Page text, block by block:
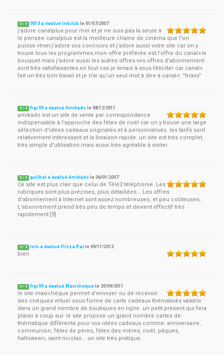
5 / 5 0013 a évalué Inkclub le01/07/2007
j'adore canalplus pour moi et je ne suis pas la seule à
le pensée canalplus est la meilleure chaine de cinéma que l'on
puisse rêver.j'adore vos concours et j'adore aussi votre site car on y
trouve tous les programmes.mon offre préférée est l'offre du canal+le
bouquet mais j'adore aussi les autres offres.vos offres d'abonnement
sont très satisfaisantes.en tout cas je tenais à vous féliciter car canal+
fait un très bon travail et je n'ai qu'un seul mot à dire à canal+: "bravo"
5 / 5 frgr59 a évalué Amikado le08/12/2011
amikado est un site de vente par correspondance
indispensable à l'approche des fêtes de noël car on y trouve une large
sélection d'idées cadeaux originales et à personnalisés. les tarifs sont
relativement intéressant et la livraison rapide. un site est très complet,
très simple d'utilisation mais aussi très agréable à visiter.
5 / 5 guilbal a évalué Amikado le06/01/2007
Ce site est plus clair que celui de Télé2 téléphonie. Les
rubriques sont plus précises, plus détaillées... Les offres
d'abonnement à Internet sont assez nombreuses, et peu coûteuses.
L'abonnement prend très peu de temps et devient effectif très
rapidement.[9]
5 / 5 lolo a évalué Pizza Pai le09/11/2013
bien
5 / 5 frgr59 a évalué Maxicheque le 20/09/2011
le site maxichèque permet d'envoyer ou de recevoir
des chèques virtuel sous forme de carte cadeaux thématisés valable
dans un grand nombre de boutiques en ligne. un petit présent qui fera
plaisir à coup sur. le site propose un grand nombre cartes de
thématique différente pour vos idées cadeaux comme: anniversaire,
communion, fêtes de pères, fêtes des mères, noël, pâques,
halloween, saint nicolas... un site très pratique.